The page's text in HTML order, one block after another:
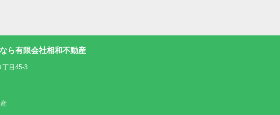
ら有限会社相和不動産
丁目45-3